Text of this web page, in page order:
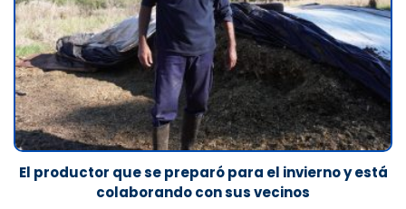
El productor que se preparó para el invierno y está
colaborando con sus vecinos